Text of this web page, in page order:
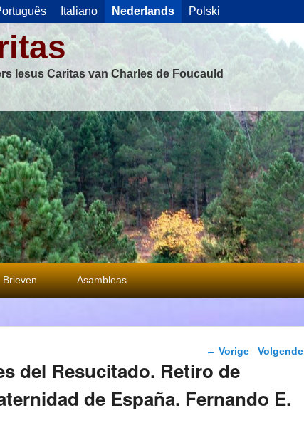
Italiano Nederlands Polski
Iesus Caritas van Charles de Foucauld
Brieven Asambleas
Berichtnavigatie
← Vorige Volgende
del Resucitado. Retiro de
de España. Fernando E.